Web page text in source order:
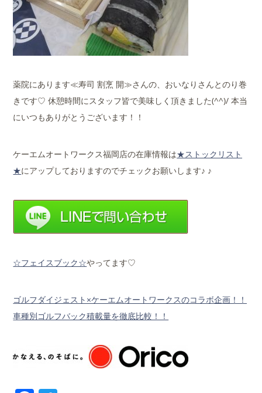
薬院にあります≪寿司 割烹 開≫さんの、おいなりさんとのり巻
きです♡ 休憩時間にスタッフ皆で美味しく頂きました(^^)/ 本当
にいつもありがとうございます！！
ケーエムオートワークス福岡店の在庫情報は★ストックリスト
★にアップしておりますのでチェックお願いします♪ ♪
☆フェイスブック☆やってます♡
ゴルフダイジェスト×ケーエムオートワークスのコラボ企画！！
車種別ゴルフバック積載量を徹底比較！！